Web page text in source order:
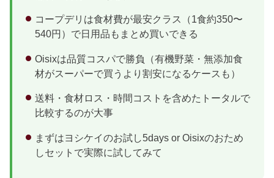
コープデリは食材費が最安クラス（1食約350〜
540円）で日用品もまとめ買いできる
Oisixは品質コスパで勝負（有機野菜・無添加食
材がスーパーで買うより割安になるケースも）
送料・食材ロス・時間コストを含めたトータルで
比較するのが大事
まずはヨシケイのお試し5days or Oisixのおため
しセットで実際に試してみて